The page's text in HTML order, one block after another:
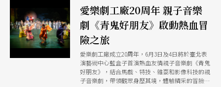
愛樂劇工廠20周年 親子音樂
劇《青鬼好朋友》啟動熱血冒
險之旅
愛樂劇工廠成立20周年，6月3日及4日將於臺北表
演藝術中心藍盒子首演熱血友情親子音樂劇《青鬼
好朋友》，結合馬戲、特技、雜耍和影像科技的親
子音樂劇，帶領觀眾身歷其境，體驗精采的冒險故